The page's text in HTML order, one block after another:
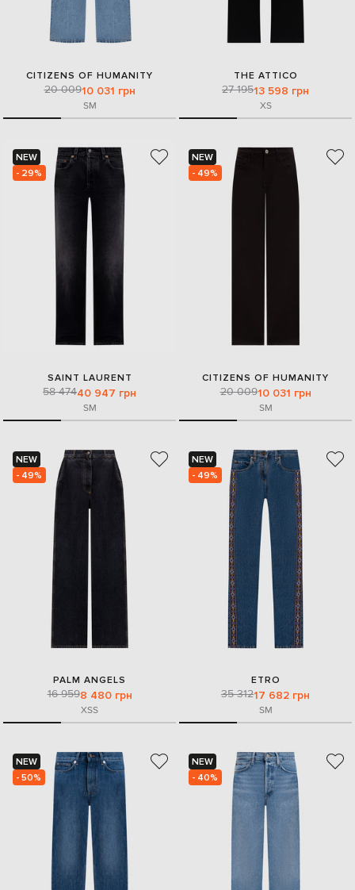
CITIZENS OF HUMANITY
20 00910 031 грн
SM
THE ATTICO
27 19513 598 грн
XS
NEW
- 29%
SAINT LAURENT
58 47440 947 грн
SM
NEW
- 49%
CITIZENS OF HUMANITY
20 00910 031 грн
SM
NEW
- 49%
PALM ANGELS
16 9598 480 грн
XSS
NEW
- 49%
ETRO
35 31217 682 грн
SM
NEW
- 50%
NEW
- 40%